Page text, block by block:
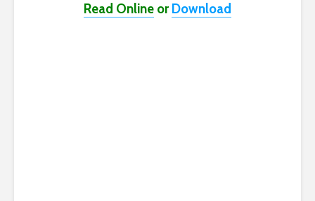
Read Online or Download